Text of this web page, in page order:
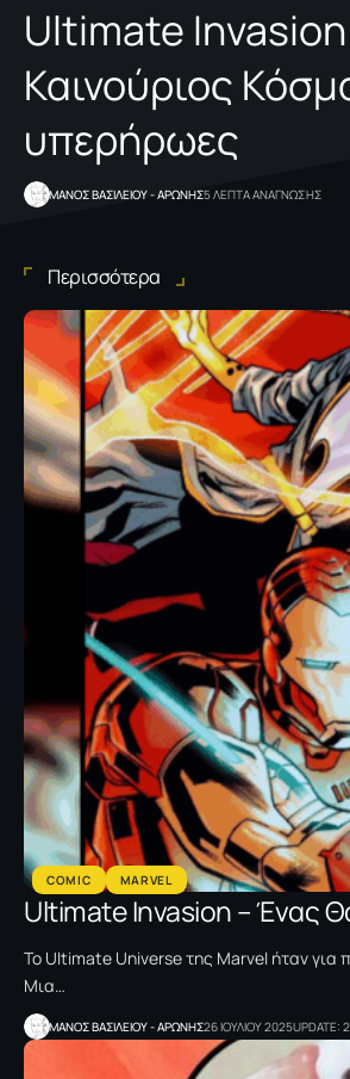
Ultimate
Καινούριος
υπερήρωες
ΜΑΝΟΣ ΒΑΣΙΛΕΙΟΥ - ΑΡΩΝΗΣ5 ΛΕΠΤΑ ΑΝΑΓΝΩΣΗΣ
Περισσότερα
COMIC MARVEL
Ultimate Invasion – Ένας
Το Ultimate Universe της Marvel ήταν για
Μια…
ΜΑΝΟΣ ΒΑΣΙΛΕΙΟΥ - ΑΡΩΝΗΣ26 ΙΟΥΛΙΟΥ 2025UPDATE: